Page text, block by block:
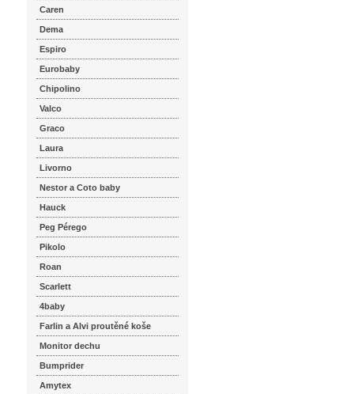
Caren
Dema
Espiro
Eurobaby
Chipolino
Valco
Graco
Laura
Livorno
Nestor a Coto baby
Hauck
Peg Pérego
Pikolo
Roan
Scarlett
4baby
Farlin a Alvi proutěné koše
Monitor dechu
Bumprider
Amytex